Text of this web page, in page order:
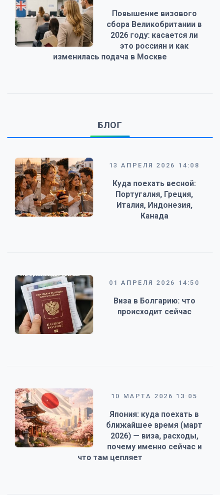
Повышение визового
сбора Великобритании в
2026 году: касается ли
это россиян и как
изменилась подача в Москве
БЛОГ
13 АПРЕЛЯ 2026 14:08
Куда поехать весной:
Португалия, Греция,
Италия, Индонезия,
Канада
01 АПРЕЛЯ 2026 14:50
Виза в Болгарию: что
происходит сейчас
10 МАРТА 2026 13:05
Япония: куда поехать в
ближайшее время (март
2026) — виза, расходы,
почему именно сейчас и
что там цепляет